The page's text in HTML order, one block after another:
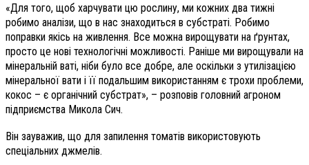
«Для того, щоб харчувати цю рослину, ми кожних два тижні
робимо аналізи, що в нас знаходиться в субстраті. Робимо
поправки якісь на живлення. Все можна вирощувати на ґрунтах,
просто це нові технологічні можливості. Раніше ми вирощували на
мінеральній ваті, ніби було все добре, але оскільки з утилізацією
мінеральної вати і її подальшим використанням є трохи проблеми,
кокос – є органічний субстрат», – розповів головний агроном
підприємства Микола Сич.
Він зауважив, що для запилення томатів використовують
спеціальних джмелів.